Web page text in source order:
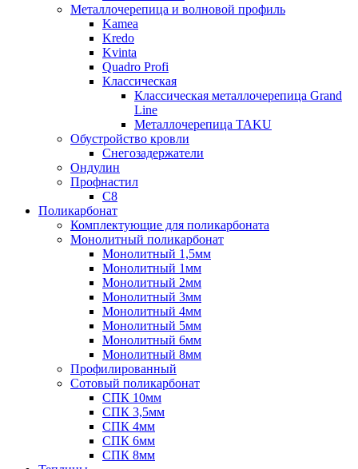
Металлочерепица и волновой профиль
Kamea
Kredo
Kvinta
Quadro Profi
Классическая
Классическая металлочерепица Grand
Line
Металлочерепица TAKU
Обустройство кровли
Снегозадержатели
Ондулин
Профнастил
С8
Поликарбонат
Комплектующие для поликарбоната
Монолитный поликарбонат
Монолитный 1,5мм
Монолитный 1мм
Монолитный 2мм
Монолитный 3мм
Монолитный 4мм
Монолитный 5мм
Монолитный 6мм
Монолитный 8мм
Профилированный
Сотовый поликарбонат
СПК 10мм
СПК 3,5мм
СПК 4мм
СПК 6мм
СПК 8мм